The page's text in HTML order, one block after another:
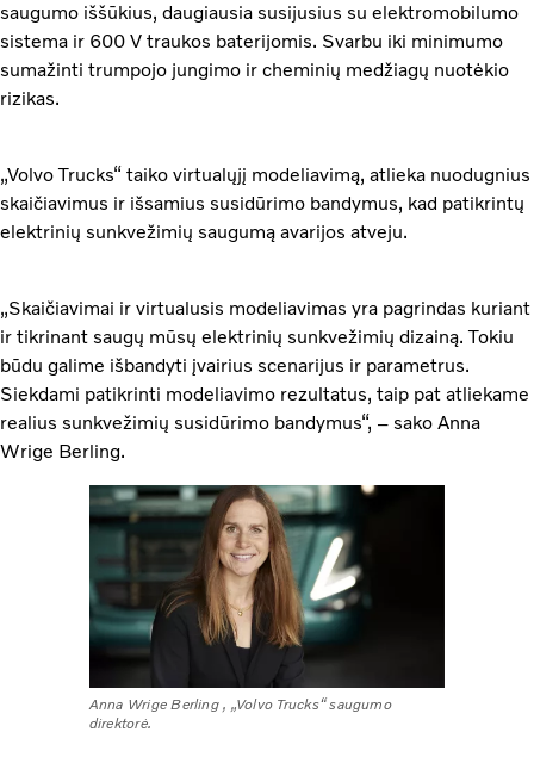
saugumo iššūkius, daugiausia susijusius su elektromobilumo
sistema ir 600 V traukos baterijomis. Svarbu iki minimumo
sumažinti trumpojo jungimo ir cheminių medžiagų nuotėkio
rizikas.
„Volvo Trucks“ taiko virtualųjį modeliavimą, atlieka nuodugnius
skaičiavimus ir išsamius susidūrimo bandymus, kad patikrintų
elektrinių sunkvežimių saugumą avarijos atveju.
„Skaičiavimai ir virtualusis modeliavimas yra pagrindas kuriant
ir tikrinant saugų mūsų elektrinių sunkvežimių dizainą. Tokiu
būdu galime išbandyti įvairius scenarijus ir parametrus.
Siekdami patikrinti modeliavimo rezultatus, taip pat atliekame
realius sunkvežimių susidūrimo bandymus“, – sako Anna
Wrige Berling.
Anna Wrige Berling , „Volvo Trucks“ saugumo
direktorė.